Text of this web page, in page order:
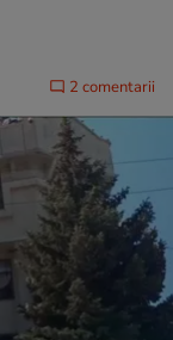
2 comentarii